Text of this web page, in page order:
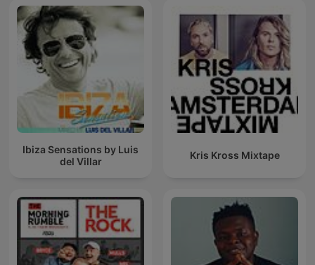
Ibiza Sensations by Luis
del Villar
Kris Kross Mixtape